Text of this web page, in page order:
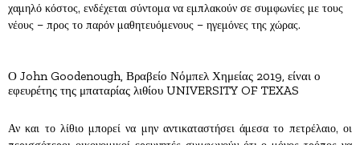
χαμηλό κόστος, ενδέχεται σύντομα να εμπλακούν σε συμφωνίες με τους
νέους – προς το παρόν μαθητευόμενους – ηγεμόνες της χώρας.
Ο John Goodenough, Βραβείο Νόμπελ Χημείας 2019, είναι ο
εφευρέτης της μπαταρίας λιθίου UNIVERSITY OF TEXAS
Αν και το λίθιο μπορεί να μην αντικαταστήσει άμεσα το πετρέλαιο, οι